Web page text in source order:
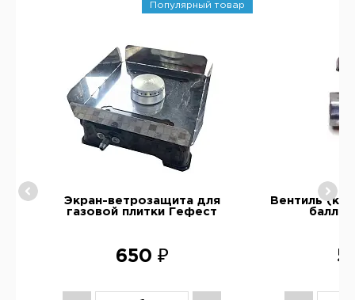
Популярный товар
Экран-ветрозащита для
газовой плитки Гефест
650 ₽
Вентиль